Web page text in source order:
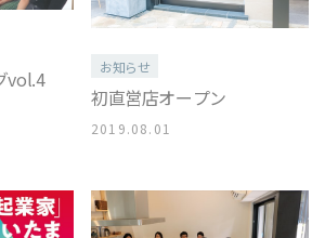
vol.4
お知らせ
初直営店オープン
2019.08.01